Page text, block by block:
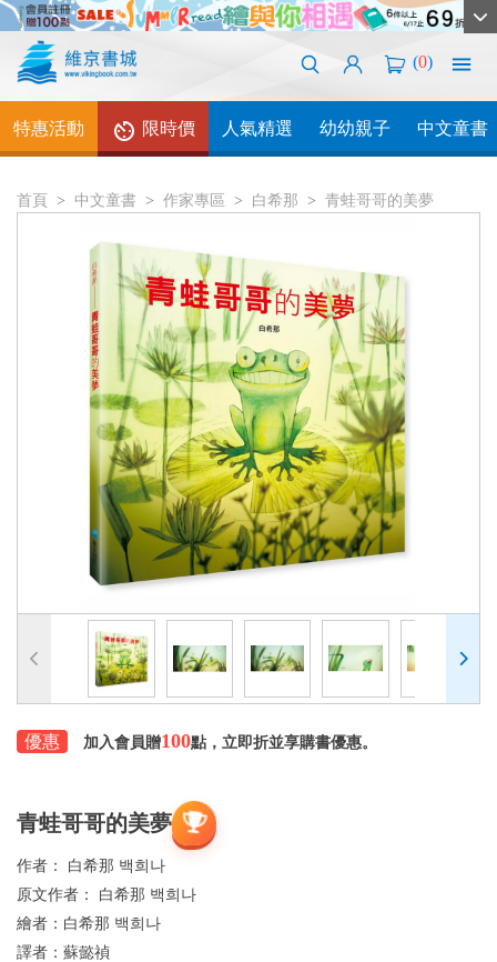
(0)
特惠活動 限時價 人氣精選 幼幼親子 中文童書
首頁 中文童書 作家專區 白希那 青蛙哥哥的美夢
優惠 加入會員贈100點，立即折並享購書優惠。
青蛙哥哥的美夢
作者： 白希那 백희나
原文作者： 白希那 백희나
繪者： 白希那 백희나
譯者： 蘇懿禎